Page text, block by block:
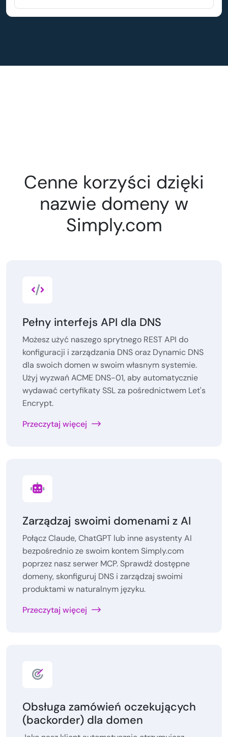
Cenne korzyści dzięki
nazwie domeny w
Simply.com
Pełny interfejs API dla DNS
Możesz użyć naszego sprytnego REST API do
konfiguracji i zarządzania DNS oraz Dynamic DNS
dla swoich domen w swoim własnym systemie.
Użyj wyzwań ACME DNS-01, aby automatycznie
wydawać certyfikaty SSL za pośrednictwem Let's
Encrypt.
Przeczytaj więcej
Zarządzaj swoimi domenami z AI
Połącz Claude, ChatGPT lub inne asystenty AI
bezpośrednio ze swoim kontem Simply.com
poprzez nasz serwer MCP. Sprawdź dostępne
domeny, skonfiguruj DNS i zarządzaj swoimi
produktami w naturalnym języku.
Przeczytaj więcej
Obsługa zamówień oczekujących
(backorder) dla domen